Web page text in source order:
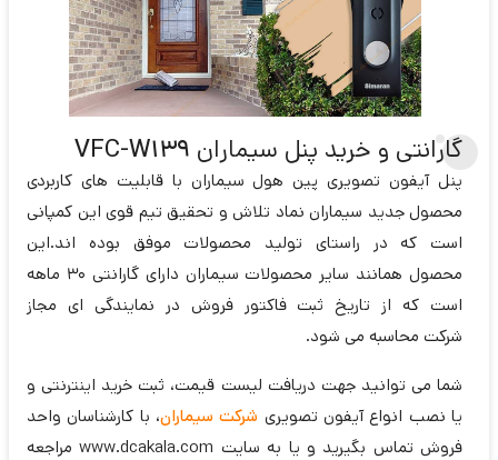
گارانتی و خرید پنل سیماران VFC-W139
پنل آیفون تصویری پین هول سیماران با قابلیت های کاربردی
محصول جدید سیماران نماد تلاش و تحقیق تیم قوی این کمپانی
است که در راستای تولید محصولات موفق بوده اند.این
محصول همانند سایر محصولات سیماران دارای گارانتی 30 ماهه
است که از تاریخ ثبت فاکتور فروش در نمایندگی ای مجاز
شرکت محاسبه می شود.
شما می توانید جهت دریافت لیست قیمت، ثبت خرید اینترنتی و
یا نصب انواع آیفون تصویری شرکت سیماران، با کارشناسان واحد
فروش تماس بگیرید و یا به سایت www.dcakala.com مراجعه